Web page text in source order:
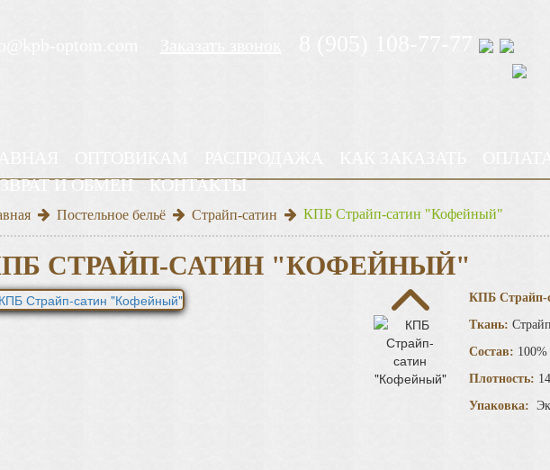
И ОБМЕН
КОНТАКТЫ
Постельное бельё Страйп-сатин КПБ Страйп-сатин "Кофейный"
СТРАЙП-САТИН "КОФЕЙНЫЙ"
КПБ Страйп-
Ткань:
Состав:
Плотность:
Упаковка: